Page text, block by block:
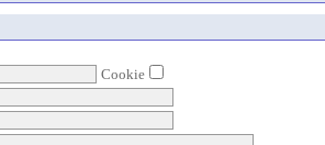
Cookie